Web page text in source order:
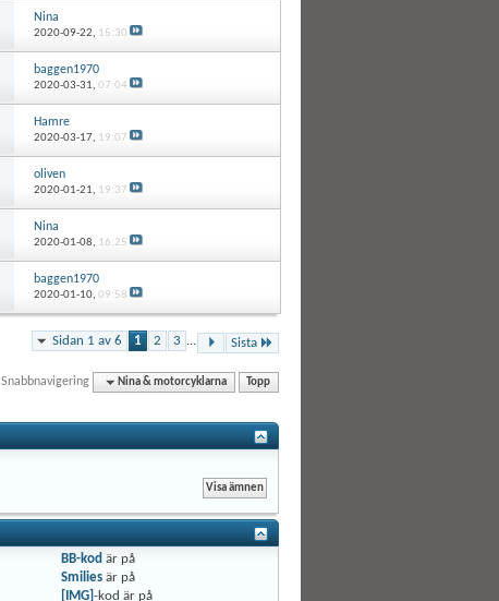
Nina
2020-09-22, 15:30
baggen1970
2020-03-31,07:04
Hamre
2020-03-17, 19:07
oliven
2020-01-21, 19:37
Nina
2020-01-08, 16:25
baggen1970
2020-01-10,09:58
Sidan 1 av 6 1 2 3 ... Sista
Snabbnavigering Nina & motorcyklarna Topp
BB-kod är på
Smiliesär på
[IMG]-kod är på